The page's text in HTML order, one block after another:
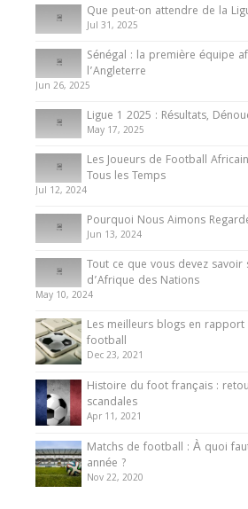
Internationales
Présentation de l’équipe
du Cameroun
8 August 2025
Que peut-on attendre de la
Jul 31, 2025
Sénégal : la première équipe
l’Angleterre
Jun 26, 2025
Ligue 1 2025 : Résultats,
May 17, 2025
Les Joueurs de Football
Tous les Temps
Jul 12, 2024
Pourquoi Nous Aimons
Jun 13, 2024
Tout ce que vous devez savoir
d’Afrique des Nations
May 10, 2024
Les meilleurs blogs en rapport
football
Dec 23, 2021
Histoire du foot français :
scandales
Apr 11, 2021
Matchs de football : À quoi
année ?
Nov 22, 2020